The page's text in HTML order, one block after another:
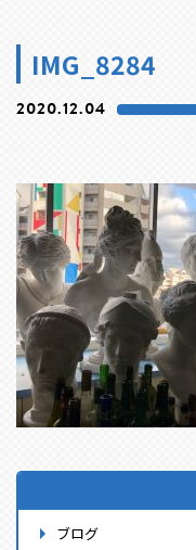
IMG_8284
2020.12.04
ブログ